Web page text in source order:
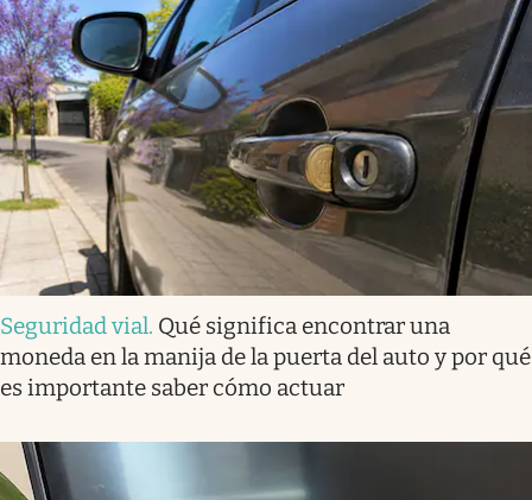
Seguridad vial. Qué significa encontrar una
moneda en la manija de la puerta del auto y por qué
es importante saber cómo actuar